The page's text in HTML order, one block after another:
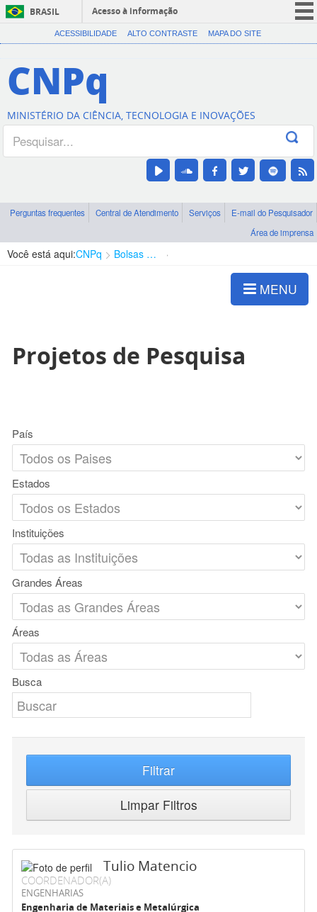
BRASIL
Acesso à informação
CORONAVÍRUS (COVID-19)
Canais
ACESSIBILIDADE ALTO CONTRASTE MAPA DO SITE
CNPq
MINISTÉRIO DA CIÊNCIA, TECNOLOGIA E INOVAÇÕES
Perguntas frequentes Central de Atendimento Serviços
E-mail do Pesquisador
Área de imprensa
Você está aqui:CNPq Bolsas e Auxílios Vigentes
MENU
Projetos de Pesquisa
País
Estados
Instituições
Grandes Áreas
Áreas
Busca
Filtrar
Limpar Filtros
Tulio Matencio
COORDENADOR(A)
ENGENHARIAS
Engenharia de Materiais e Metalúrgica